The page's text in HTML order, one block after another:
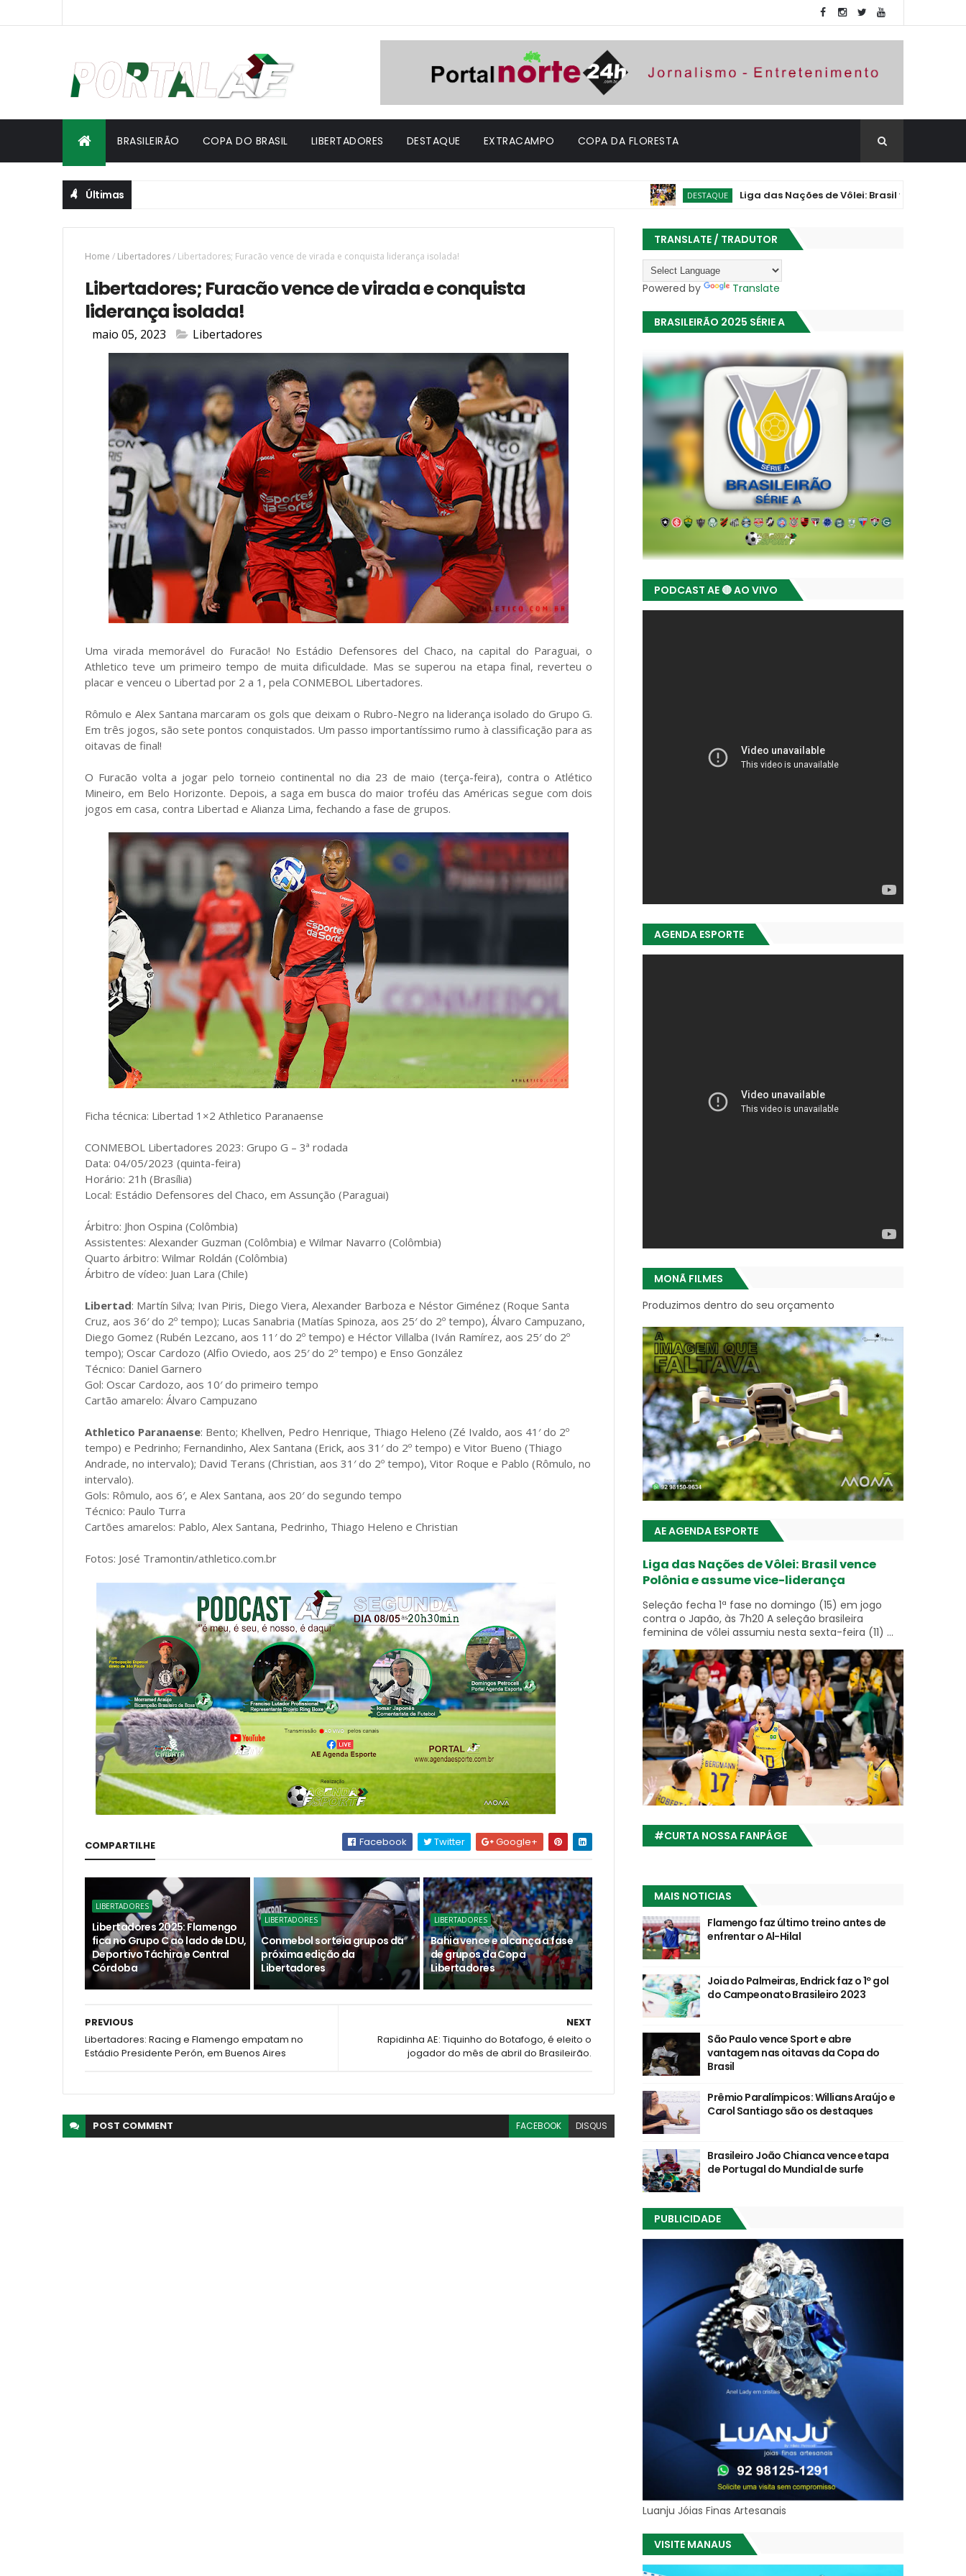
BRASILEIRÃO COPA DO BRASIL LIBERTADORES DESTAQUE EXTRACAMPO COPA DA FLORESTA
Últimas DESTAQUE Liga das Nações de Vôlei: Brasil vence Polônia e
Home / Libertadores/ Libertadores; Furacão vence de virada e conquista liderança isolada!
Libertadores; Furacão vence de virada e conquista
liderança isolada!
maio 05, 2023 Libertadores
Uma virada memorável do Furacão! No Estádio Defensores del Chaco, na capital do Paraguai, o
Athletico teve um primeiro tempo de muita dificuldade. Mas se superou na etapa final, reverteu o
placar e venceu o Libertad por 2 a 1, pela CONMEBOL Libertadores.
Rômulo e Alex Santana marcaram os gols que deixam o Rubro-Negro na liderança isolado do Grupo G.
Em três jogos, são sete pontos conquistados. Um passo importantíssimo rumo à classificação para as
oitavas de final!
O Furacão volta a jogar pelo torneio continental no dia 23 de maio (terça-feira), contra o Atlético
Mineiro, em Belo Horizonte. Depois, a saga em busca do maior troféu das Américas segue com dois
jogos em casa, contra Libertad e Alianza Lima, fechando a fase de grupos.
Ficha técnica: Libertad 1×2 Athletico Paranaense
CONMEBOL Libertadores 2023: Grupo G – 3ª rodada
Data: 04/05/2023 (quinta-feira)
Horário: 21h (Brasília)
Local: Estádio Defensores del Chaco, em Assunção (Paraguai)
Árbitro: Jhon Ospina (Colômbia)
Assistentes: Alexander Guzman (Colômbia) e Wilmar Navarro (Colômbia)
Quarto árbitro: Wilmar Roldán (Colômbia)
Árbitro de vídeo: Juan Lara (Chile)
Libertad: Martín Silva; Ivan Piris, Diego Viera, Alexander Barboza e Néstor Giménez (Roque Santa
Cruz, aos 36′ do 2º tempo); Lucas Sanabria (Matías Spinoza, aos 25′ do 2º tempo), Álvaro Campuzano,
Diego Gomez (Rubén Lezcano, aos 11′ do 2º tempo) e Héctor Villalba (Iván Ramírez, aos 25′ do 2º
tempo); Oscar Cardozo (Alfio Oviedo, aos 25′ do 2º tempo) e Enso González
Técnico: Daniel Garnero
Gol: Oscar Cardozo, aos 10′ do primeiro tempo
Cartão amarelo: Álvaro Campuzano
Athletico Paranaense: Bento; Khellven, Pedro Henrique, Thiago Heleno (Zé Ivaldo, aos 41′ do 2º
tempo) e Pedrinho; Fernandinho, Alex Santana (Erick, aos 31′ do 2º tempo) e Vitor Bueno (Thiago
Andrade, no intervalo); David Terans (Christian, aos 31′ do 2º tempo), Vitor Roque e Pablo (Rômulo, no
intervalo).
Gols: Rômulo, aos 6′, e Alex Santana, aos 20′ do segundo tempo
Técnico: Paulo Turra
Cartões amarelos: Pablo, Alex Santana, Pedrinho, Thiago Heleno e Christian
Fotos: José Tramontin/athletico.com.br
COMPARTILHE Facebook Twitter Google+
LIBERTADORES
Libertadores 2025: Flamengo
fica no Grupo C ao lado de LDU,
Deportivo Táchira e Central
Córdoba
LIBERTADORES
Conmebol sorteia grupos da
próxima edição da
Libertadores
LIBERTADORES
Bahia vence e alcança a fase
de grupos da Copa
Libertadores
NEXT
Rapidinha AE: Tiquinho do Botafogo, é eleito o
jogador do mês de abril do Brasileirão.
PREVIOUS
Libertadores: Racing e Flamengo empatam no
Estádio Presidente Perón, em Buenos Aires
POST COMMENT FACEBOOK DISQUS
TRANSLATE / TRADUTOR
Powered by Translate
BRASILEIRÃO 2025 SÉRIE A
PODCAST AE 🔴 AO VIVO
AGENDA ESPORTE
MONÃ FILMES
Produzimos dentro do seu orçamento
AE AGENDA ESPORTE
Liga das Nações de Vôlei: Brasil vence
Polônia e assume vice-liderança
Seleção fecha 1ª fase no domingo (15) em jogo
contra o Japão, às 7h20 A seleção brasileira
feminina de vôlei assumiu nesta sexta-feira (11) ...
#CURTA NOSSA FANPÁGE
MAIS NOTICIAS
Flamengo faz último treino antes de
enfrentar o Al-Hilal
Joia do Palmeiras, Endrick faz o 1º gol
do Campeonato Brasileiro 2023
São Paulo vence Sport e abre
vantagem nas oitavas da Copa do
Brasil
Prêmio Paralímpicos: Willians Araújo e
Carol Santiago são os destaques
Brasileiro João Chianca vence etapa
de Portugal do Mundial de surfe
PUBLICIDADE
Luanju Jóias Finas Artesanais
VISITE MANAUS